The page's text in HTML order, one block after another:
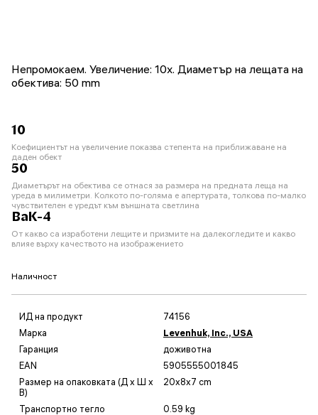
Непромокаем. Увеличение: 10x. Диаметър на лещата на
обектива: 50 mm
10
Коефициентът на увеличение показва степента на приближаване на
даден обект
50
Диаметърът на обектива се отнася за размера на предната леща на
уреда в милиметри. Колкото по-голяма е апертурата, толкова по-малко
чувствителен е уредът към външната светлина
BaK-4
От какво са изработени лещите и призмите на далекогледите и какво
влияе върху качеството на изображението
Наличност
ИД на продукт
74156
Марка
Levenhuk, Inc., USA
Гаранция
доживотна
EAN
5905555001845
Размер на опаковката (Д x Ш x
В)
20x8x7 cm
Транспортно тегло 0.59 kg